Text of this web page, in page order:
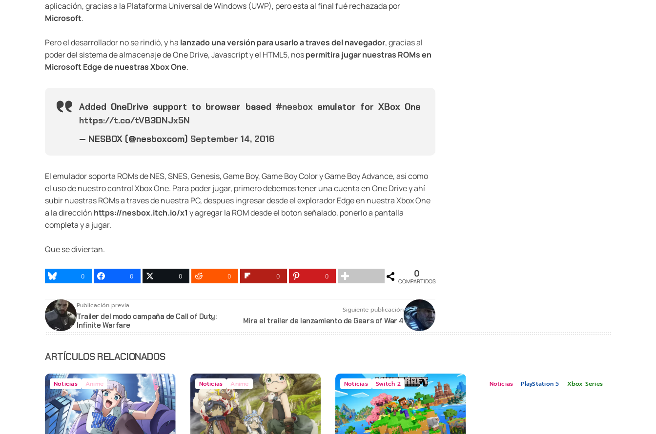
aplicación, gracias a la Plataforma Universal de Windows (UWP), pero esta al final fué rechazada por
Microsoft.
Pero el desarrollador no se rindió, y ha lanzado una versión para usarlo a traves del navegador, gracias al
poder del sistema de almacenaje de One Drive, Javascript y el HTML5, nospermitira jugar nuestras ROMs en
Microsoft Edge de nuestras Xbox One.
Added OneDrive support to browser based #nesbox emulator for XBox One
https://t.co/tVB3DNJx5N
— NESBOX (@nesboxcom) September 14, 2016
El emulador soporta ROMs de NES, SNES, Genesis, Game Boy, Game Boy Color y Game Boy Advance, así como
el uso de nuestro control Xbox One. Para poder jugar, primero debemos tener una cuenta en One Drive y ahí
subir nuestras ROMs a traves de nuestra PC, despues ingresar desde el explorador Edge en nuestra Xbox One
a la dirección https://nesbox.itch.io/x1 y agregar la ROM desde el boton señalado, ponerlo a pantalla
completa y a jugar.
Que se diviertan.
0 0 0 0 0 0 0
COMPARTIDOS
Publicación previa
Trailer del modo campaña de Call of Duty:
Infinite Warfare
Siguiente publicación
Mira el trailer de lanzamiento de Gears of War 4
ARTÍCULOS RELACIONADOS
Noticias Anime Noticias Anime Noticias Switch 2 Noticias PlayStation 5 Xbox Series